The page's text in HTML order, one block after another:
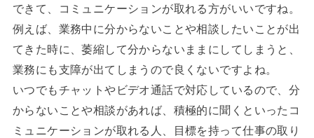
できて、コミュニケーションが取れる方がいいですね。
例えば、業務中に分からないことや相談したいことが出
てきた時に、萎縮して分からないままにしてしまうと、
業務にも支障が出てしまうので良くないですよね。
いつでもチャットやビデオ通話で対応しているので、分
からないことや相談があれば、積極的に聞くといったコ
ミュニケーションが取れる人、目標を持って仕事の取り